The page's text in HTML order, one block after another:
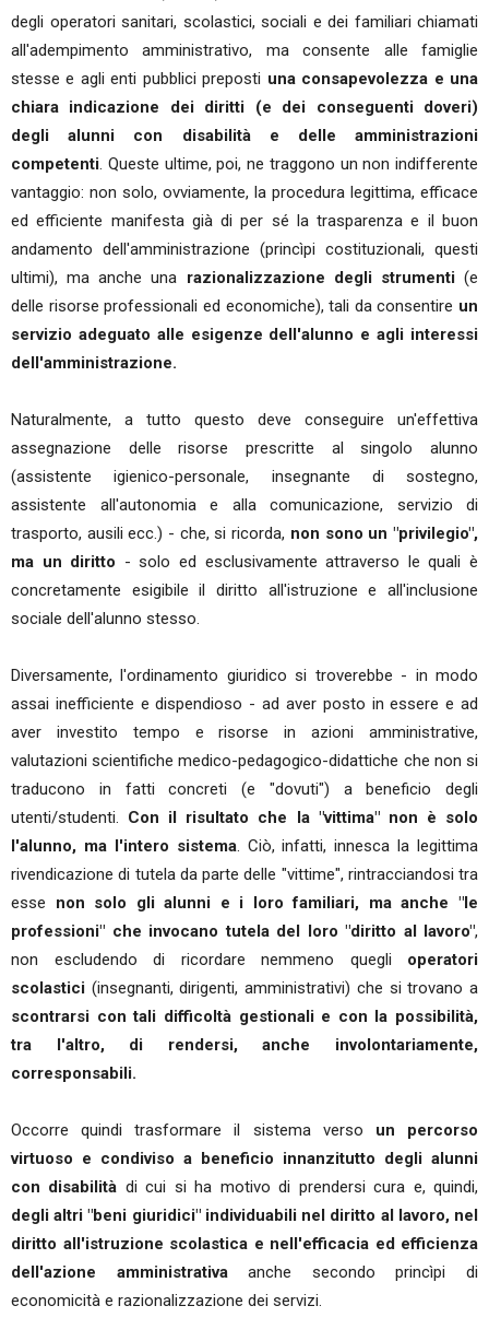
degli operatori sanitari, scolastici, sociali e dei familiari chiamati
all'adempimento amministrativo, ma consente alle famiglie
stesse e agli enti pubblici preposti una consapevolezza e una
chiara indicazione dei diritti (e dei conseguenti doveri)
degli alunni con disabilità e delle amministrazioni
competenti. Queste ultime, poi, ne traggono un non indifferente
vantaggio: non solo, ovviamente, la procedura legittima, efficace
ed efficiente manifesta già di per sé la trasparenza e il buon
andamento dell'amministrazione (princìpi costituzionali, questi
ultimi), ma anche una razionalizzazione degli strumenti(e
delle risorse professionali ed economiche), tali da consentire un
servizio adeguato alle esigenze dell'alunno e agli interessi
dell'amministrazione.
Naturalmente, a tutto questo deve conseguire un'effettiva
assegnazione delle risorse prescritte al singolo alunno
(assistente igienico-personale, insegnante di sostegno,
assistente all'autonomia e alla comunicazione, servizio di
trasporto, ausili ecc.) - che, si ricorda, non sono un "privilegio",
ma un diritto - solo ed esclusivamente attraverso le quali è
concretamente esigibile il diritto all'istruzione e all'inclusione
sociale dell'alunno stesso.
Diversamente, l'ordinamento giuridico si troverebbe - in modo
assai inefficiente e dispendioso - ad aver posto in essere e ad
aver investito tempo e risorse in azioni amministrative,
valutazioni scientifiche medico-pedagogico-didattiche che non si
traducono in fatti concreti (e "dovuti") a beneficio degli
utenti/studenti. Con il risultato che la "vittima" non è solo
l'alunno, ma l'intero sistema. Ciò, infatti, innesca la legittima
rivendicazione di tutela da parte delle "vittime", rintracciandosi tra
esse non solo gli alunni e i loro familiari, ma anche "le
professioni" che invocano tutela del loro "diritto al lavoro",
non escludendo di ricordare nemmeno quegli operatori
scolastici (insegnanti, dirigenti, amministrativi) che si trovano a
scontrarsi con tali difficoltà gestionali e con la possibilità,
tra l'altro, di rendersi, anche involontariamente,
corresponsabili.
Occorre quindi trasformare il sistema verso un percorso
virtuoso e condiviso a beneficio innanzitutto degli alunni
con disabilità di cui si ha motivo di prendersi cura e, quindi,
degli altri "beni giuridici" individuabili nel diritto al lavoro, nel
diritto all'istruzione scolastica e nell'efficacia ed efficienza
dell'azione amministrativaanche secondo princìpi di
economicità e razionalizzazione dei servizi.